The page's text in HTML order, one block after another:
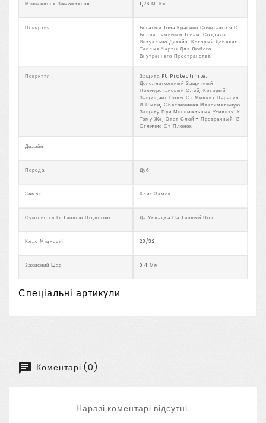
Мінімальне Замовлення 1,76 М. Кв.
Поверхня
Богатые Тона Красиво Сочетаются С
Более Темными Тонам. Создают
Визуально Дизайн, Который Добавит
Теплые Черты Для Любого
Внутреннего Пространства
Покриття
Защита PU Protectinite:
Дополнительный Защитный
Полиуретановый Слой, Который
Защищает Полы От Мелких Царапин
И Пыли, Обеспечивая Максимальную
Защиту При Минимальных Усилиях. К
Тому Же, Этот Слой - Прозрачный, В
Отличие От Пленок
Дизайн
Порода Дуб
Замок Клик Замок
Сумісність Із Теплою Підлогою Да Укладка На Теплый Пол
Клас Міцності 23/32
Захисний Шар 0,4 Мм
Спеціальні артикули
Коментарі (0)
Наразі коментарі відсутні.